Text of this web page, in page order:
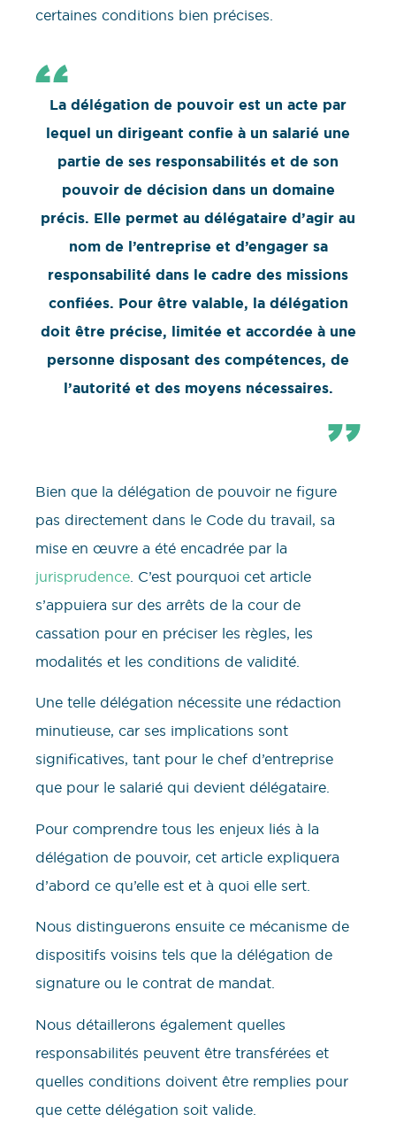
certaines conditions bien précises.
La délégation de pouvoir est un acte par
lequel un dirigeant confie à un salarié une
partie de ses responsabilités et de son
pouvoir de décision dans un domaine
précis. Elle permet au délégataire d’agir au
nom de l’entreprise et d’engager sa
responsabilité dans le cadre des missions
confiées. Pour être valable, la délégation
doit être précise, limitée et accordée à une
personne disposant des compétences, de
l’autorité et des moyens nécessaires.
Bien que la délégation de pouvoir ne figure
pas directement dans le Code du travail, sa
mise en œuvre a été encadrée par la
jurisprudence. C’est pourquoi cet article
s’appuiera sur des arrêts de la cour de
cassation pour en préciser les règles, les
modalités et les conditions de validité.
Une telle délégation nécessite une rédaction
minutieuse, car ses implications sont
significatives, tant pour le chef d’entreprise
que pour le salarié qui devient délégataire.
Pour comprendre tous les enjeux liés à la
délégation de pouvoir, cet article expliquera
d’abord ce qu’elle est et à quoi elle sert.
Nous distinguerons ensuite ce mécanisme de
dispositifs voisins tels que la délégation de
signature ou le contrat de mandat.
Nous détaillerons également quelles
responsabilités peuvent être transférées et
quelles conditions doivent être remplies pour
que cette délégation soit valide.